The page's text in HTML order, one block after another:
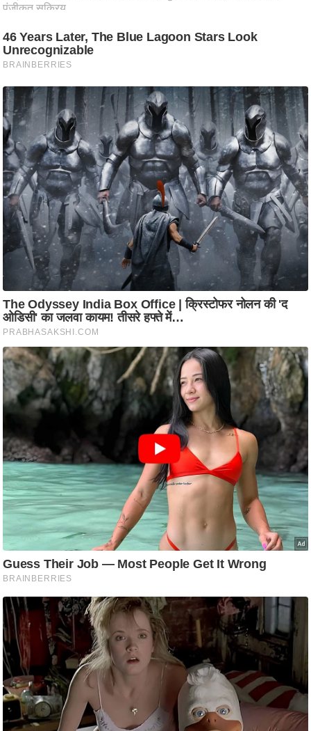
मि
स्तं
भ
ए
म
.
आ
र
.
आ
ई
.
चा
य
प
र
स
मी
क्षा
ध
र्म
ज्यो
ष
प्र
भु
म
हि
मा
/
ध
स्थ
ल
व्र
त
त्यो
हा
र